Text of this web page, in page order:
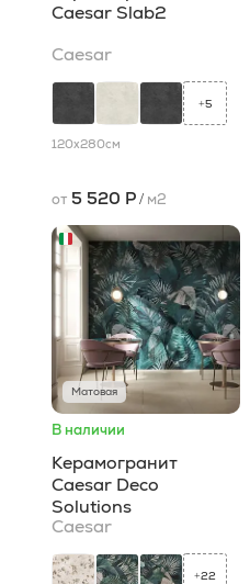
Caesar Slab2
Caesar
+5
120x280см
от 5 520 Р/ м2
Матовая
В наличии
Керамогранит
Caesar Deco
Solutions
Caesar
+22